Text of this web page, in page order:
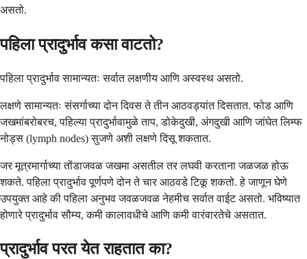
असतो.
पहिला प्रादुर्भाव कसा वाटतो?
पहिला प्रादुर्भाव सामान्यतः सर्वात लक्षणीय आणि अस्वस्थ असतो.
लक्षणे सामान्यतः संसर्गाच्या दोन दिवस ते तीन आठवड्यांत दिसतात. फोड आणि
जखमांबरोबरच, पहिल्या प्रादुर्भावामुळे ताप, डोकेदुखी, अंगदुखी आणि जांघेत लिम्फ
नोड्स (lymph nodes) सुजणे अशी लक्षणे दिसू शकतात.
जर मूत्रमार्गाच्या तोंडाजवळ जखमा असतील तर लघवी करताना जळजळ होऊ
शकते. पहिला प्रादुर्भाव पूर्णपणे दोन ते चार आठवडे टिकू शकतो. हे जाणून घेणे
उपयुक्त आहे की पहिला अनुभव जवळजवळ नेहमीच सर्वात वाईट असतो. भविष्यात
होणारे प्रादुर्भाव सौम्य, कमी कालावधीचे आणि कमी वारंवारतेचे असतात.
प्रादुर्भाव परत येत राहतात का?